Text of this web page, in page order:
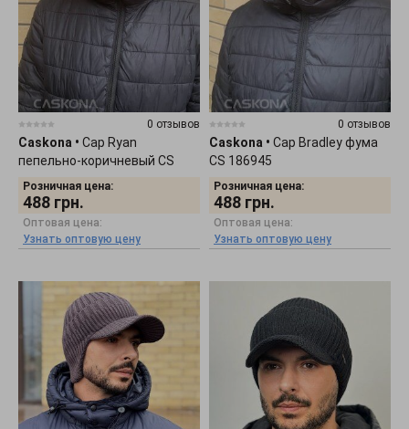
0 отзывов
Caskona • Cap Ryan
пепельно-коричневый CS
187025
Розничная цена:
488 грн.
Оптовая цена:
Узнать оптовую цену
0 отзывов
Caskona • Cap Bradley фума
CS 186945
Розничная цена:
488 грн.
Оптовая цена:
Узнать оптовую цену